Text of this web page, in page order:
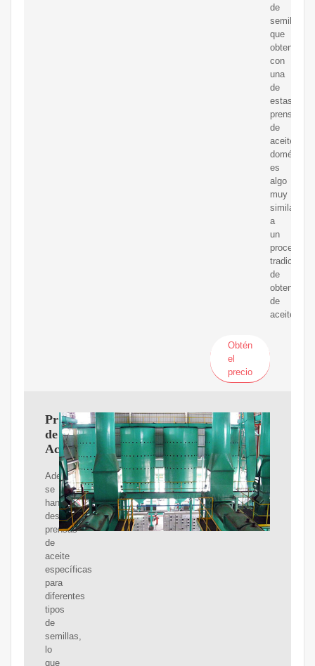
de
semillas
que
obtenemos
con
una
de
estas
prensas
de
aceite
es
algo
muy
similar
a
un
proceso
tradicional
de
obtención
de
aceite.
Obtén
el
precio
Prensas
de
Aceite
Además,
se
han
desarrollado
prensas
de
aceite
específicas
para
diferentes
tipos
de
semillas,
lo
que